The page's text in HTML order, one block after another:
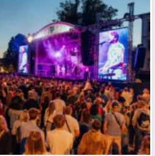
personīgi Izglītības līmenis:
Gravas iela 2, Kocēni, Kocēnu pag.,
slodze Darbības joma: Ražošana
līdz: 2027-09-07 Darba sākšanas
Davids Pavlovs